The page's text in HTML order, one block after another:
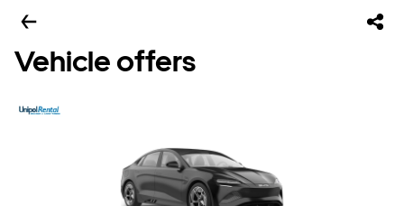
Vehicle offers